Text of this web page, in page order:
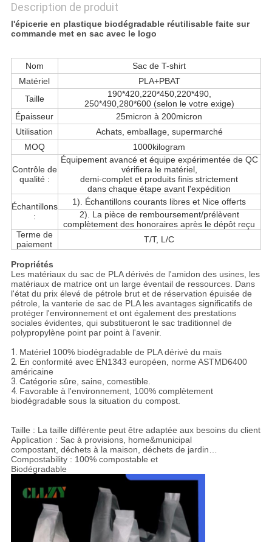
Description de produit
l'épicerie en plastique biodégradable réutilisable faite sur
commande met en sac avec le logo
Nom
Sac de T-shirt
Matériel
PLA+PBAT
Taille
190*420,220*450,220*490,
250*490,280*600 (selon le votre exige)
Épaisseur
25micron à 200micron
Utilisation
Achats, emballage, supermarché
MOQ
1000kilogram
Contrôle de
qualité :
Équipement avancé et équipe expérimentée de QC
vérifiera le matériel,
demi-complet et produits finis strictement
dans chaque étape avant l'expédition
Échantillons
:
1). Échantillons courants libres et Nice offerts
2). La pièce de remboursement/prélèvent
complètement des honoraires après le dépôt reçu
Terme de
paiement
T/T, L/C
Propriétés
Les matériaux du sac de PLA dérivés de l'amidon des usines, les
matériaux de matrice ont un large éventail de ressources. Dans
l'état du prix élevé de pétrole brut et de réservation épuisée de
pétrole, la vanterie de sac de PLA les avantages significatifs de
protéger l'environnement et ont également des prestations
sociales évidentes, qui substitueront le sac traditionnel de
polypropylène point par point à l'avenir.
1. Matériel 100% biodégradable de PLA dérivé du maïs
2. En conformité avec EN1343 européen, norme ASTMD6400
américaine
3. Catégorie sûre, saine, comestible.
4. Favorable à l'environnement, 100% complètement
biodégradable sous la situation du compost.
Taille : La taille différente peut être adaptée aux besoins du client
Application : Sac à provisions, home&municipal
compostant, déchets à la maison, déchets de jardin…
Compostability : 100% compostable et
Biodégradable